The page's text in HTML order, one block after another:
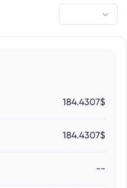
184.4307$
184.4307$
--